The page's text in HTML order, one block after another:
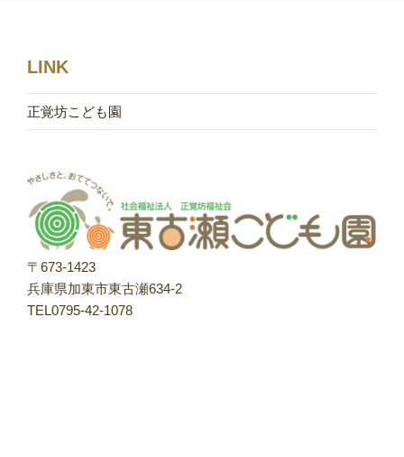
LINK
正覚坊こども園
〒673-1423
兵庫県加東市東古瀬634-2
TEL0795-42-1078